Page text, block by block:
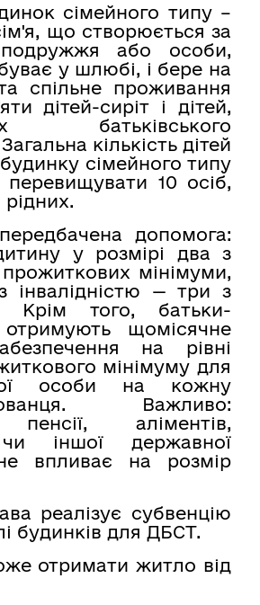
сімейного типу –
що створюється за
або особи,
у шлюбі, і бере на
спільне проживання
дітей-сиріт і дітей,
батьківського
кількість дітей
сімейного типу
10 осіб,
допомога:
у розмірі два з
мінімуми,
інвалідністю — три з
Крім того, батьки-
отримують щомісячне
на рівні
мінімуму для
особи на кожну
Важливо:
пенсії, аліментів,
чи іншої державної
впливає на розмір
реалізує субвенцію
будинків для ДБСТ.
отримати житло від